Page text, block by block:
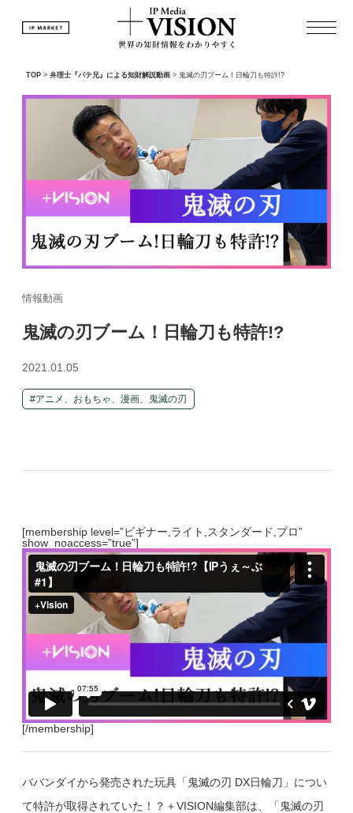
TOP > 弁理士『パテ兄』による知財解説動画 > 鬼滅の刃ブーム！日輪刀も特許!?
情報動画
鬼滅の刃ブーム！日輪刀も特許!?
2021.01.05
アニメ、おもちゃ、漫画、鬼滅の刃
[membership level=”ビギナー,ライト,スタンダード,プロ”
show_noaccess=”true”]
[/membership]
ババンダイから発売された玩具「鬼滅の刃 DX日輪刀」につい
て特許が取得されていた！？＋VISION編集部は、「鬼滅の刃